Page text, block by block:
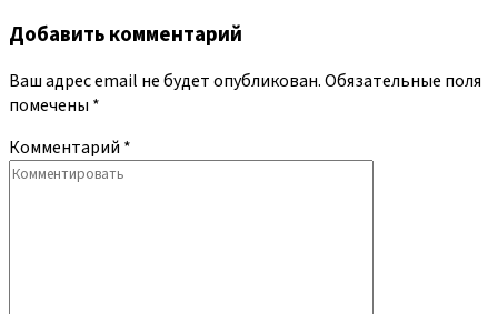
Добавить комментарий
Ваш адрес email не будет опубликован.Обязательные поля
помечены *
Комментарий *